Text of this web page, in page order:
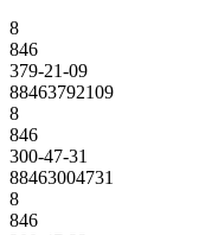
8
846
379-21-09
88463792109
8
846
300-47-31
88463004731
8
846